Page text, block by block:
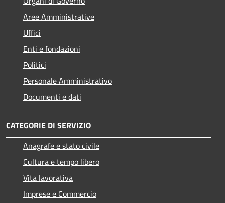
Aree Amministrative
Uffici
Enti e fondazioni
Politici
Personale Amministrativo
Documenti e dati
CATEGORIE DI SERVIZIO
Anagrafe e stato civile
Cultura e tempo libero
Vita lavorativa
Imprese e Commercio